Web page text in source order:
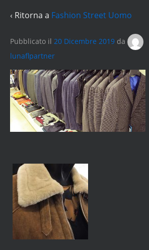
‹ Ritorna a Fashion Street Uomo
Pubblicato il 20 Dicembre 2019 da
lunaflpartner